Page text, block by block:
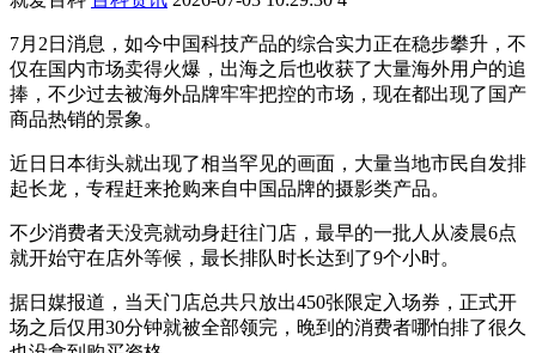
7月2日消息，如今中国科技产品的综合实力正在稳步攀升，不
仅在国内市场卖得火爆，出海之后也收获了大量海外用户的追
捧，不少过去被海外品牌牢牢把控的市场，现在都出现了国产
商品热销的景象。
近日日本街头就出现了相当罕见的画面，大量当地市民自发排
起长龙，专程赶来抢购来自中国品牌的摄影类产品。
不少消费者天没亮就动身赶往门店，最早的一批人从凌晨6点
就开始守在店外等候，最长排队时长达到了9个小时。
据日媒报道，当天门店总共只放出450张限定入场券，正式开
场之后仅用30分钟就被全部领完，晚到的消费者哪怕排了很久